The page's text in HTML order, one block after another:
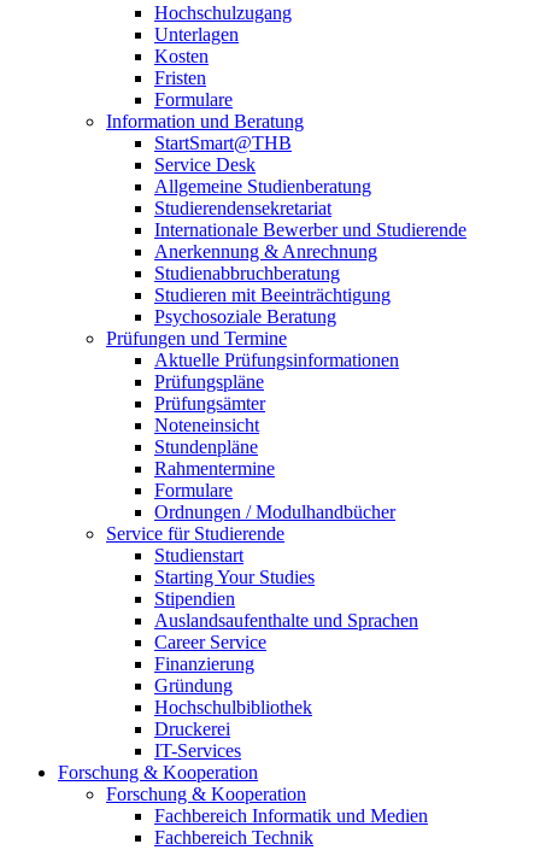
Hochschulzugang
Unterlagen
Kosten
Fristen
Formulare
Information und Beratung
StartSmart@THB
Service Desk
Allgemeine Studienberatung
Studierendensekretariat
Internationale Bewerber und Studierende
Anerkennung & Anrechnung
Studienabbruchberatung
Studieren mit Beeinträchtigung
Psychosoziale Beratung
Prüfungen und Termine
Aktuelle Prüfungsinformationen
Prüfungspläne
Prüfungsämter
Noteneinsicht
Stundenpläne
Rahmentermine
Formulare
Ordnungen / Modulhandbücher
Service für Studierende
Studienstart
Starting Your Studies
Stipendien
Auslandsaufenthalte und Sprachen
Career Service
Finanzierung
Gründung
Hochschulbibliothek
Druckerei
IT-Services
Forschung & Kooperation
Forschung & Kooperation
Fachbereich Informatik und Medien
Fachbereich Technik